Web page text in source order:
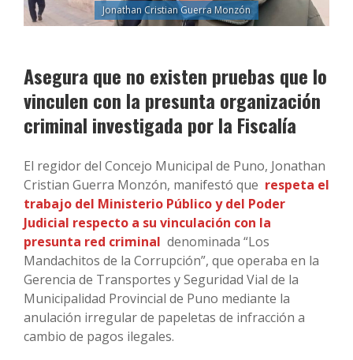
Jonathan Cristian Guerra Monzón
Asegura que no existen pruebas que lo
vinculen con la presunta organización
criminal investigada por la Fiscalía
El regidor del Concejo Municipal de Puno, Jonathan
Cristian Guerra Monzón, manifestó que respeta el
trabajo del Ministerio Público y del Poder
Judicial respecto a su vinculación con la
presunta red criminal denominada “Los
Mandachitos de la Corrupción”, que operaba en la
Gerencia de Transportes y Seguridad Vial de la
Municipalidad Provincial de Puno mediante la
anulación irregular de papeletas de infracción a
cambio de pagos ilegales.